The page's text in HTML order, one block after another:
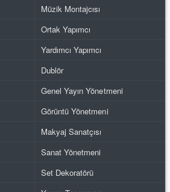
Müzik Montajcısı
Ortak Yapımcı
Yardımcı Yapımcı
Dublör
Genel Yayın Yönetmeni
Görüntü Yönetmeni
Makyaj Sanatçısı
Sanat Yönetmeni
Set Dekoratörü